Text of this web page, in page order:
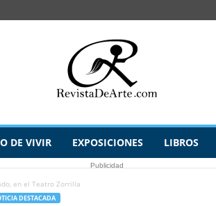
DE VIVIR EXPOSICIONES LIBROS
Publicidad
en el Teatro Zorrilla
DESTACADA